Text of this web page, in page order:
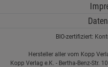
BIO-zertifiziert:
Hersteller aller vom Kopp
Kopp Verlag e.K. - Bertha-Benz-Str.